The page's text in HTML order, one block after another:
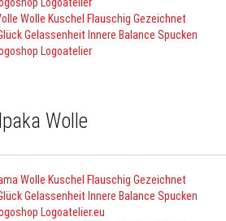
Wolle